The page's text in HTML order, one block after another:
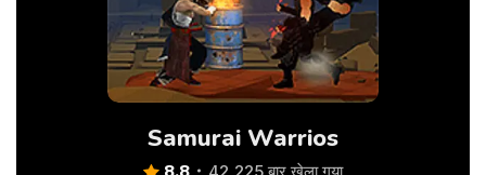
Samurai Warrios